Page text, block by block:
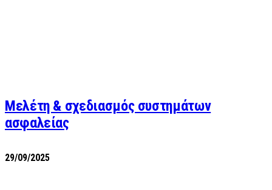
Μελέτη & σχεδιασμός συστημάτων
ασφαλείας
29/09/2025